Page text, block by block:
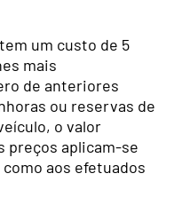
um custo de 5
mais
de anteriores
ou reservas de
o valor
preços aplicam-se
aos efetuados